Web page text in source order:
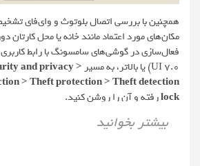
همچنین با بررسی اتصال بلوتوث و وای‌فای تشخیص
مکان‌های مورد اعتماد مانند خانه یا محل کارتان
UI 7.0) یا بالاتر، به مسیر
and privacy >
> Theft protection > Theft detection
lockرفته و آن را روشن کنید.
بیشتر بخوانید